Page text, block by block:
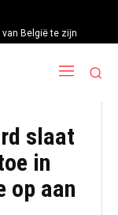
van België te zijn
slaat
in
op aan